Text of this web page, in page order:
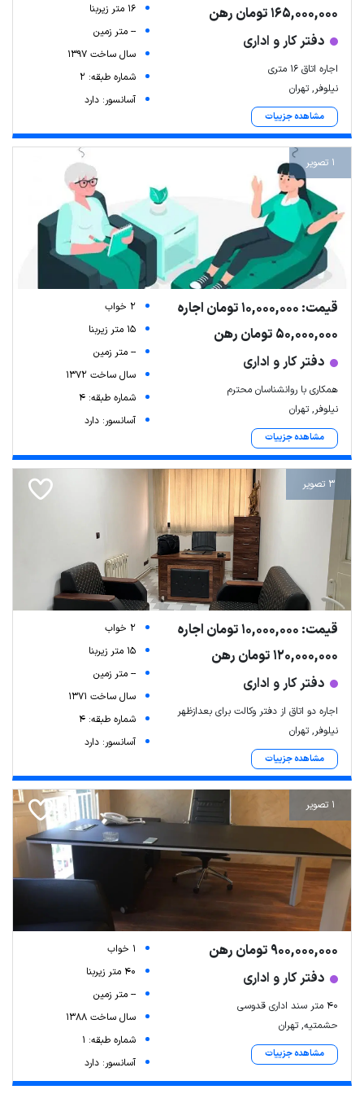
165,000,000 تومان رهن
دفتر کار و اداری
اجاره اتاق 16 متری
نیلوفر, تهران
مشاهده جزییات
16 متر زیربنا
-- متر زمین
سال ساخت 1397
شماره طبقه: 2
آسانسور: دارد
1 تصویر
قیمت: 10,000,000 تومان اجاره
50,000,000 تومان رهن
دفتر کار و اداری
همکاری با روانشناسان محترم
نیلوفر, تهران
مشاهده جزییات
2 خواب
15 متر زیربنا
-- متر زمین
سال ساخت 1372
شماره طبقه: 4
آسانسور: دارد
3 تصویر
قیمت: 10,000,000 تومان اجاره
120,000,000 تومان رهن
دفتر کار و اداری
اجاره دو اتاق از دفتر وکالت برای بعدازظهر
نیلوفر, تهران
مشاهده جزییات
2 خواب
15 متر زیربنا
-- متر زمین
سال ساخت 1371
شماره طبقه: 4
آسانسور: دارد
1 تصویر
900,000,000 تومان رهن
دفتر کار و اداری
۴۰ متر سند اداری قدوسی
حشمتیه, تهران
مشاهده جزییات
1 خواب
40 متر زیربنا
-- متر زمین
سال ساخت 1388
شماره طبقه: 1
آسانسور: دارد